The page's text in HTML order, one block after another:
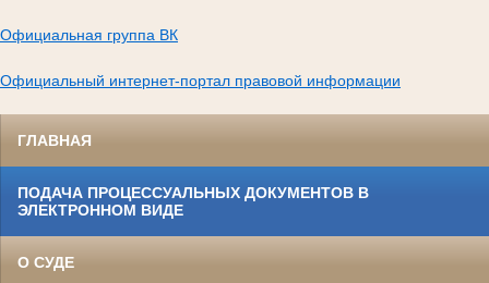
Официальная группа ВК
Официальный интернет-портал правовой информации
ГЛАВНАЯ
ПОДАЧА ПРОЦЕССУАЛЬНЫХ ДОКУМЕНТОВ В
ЭЛЕКТРОННОМ ВИДЕ
О СУДЕ